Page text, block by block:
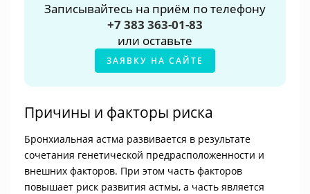
Записывайтесь на приём по телефону
+7 383 363-01-83
или оставьте
ЗАЯВКУ НА САЙТЕ
Причины и факторы риска
Бронхиальная астма развивается в результате
сочетания генетической предрасположенности и
внешних факторов. При этом часть факторов
повышает риск развития астмы, а часть является